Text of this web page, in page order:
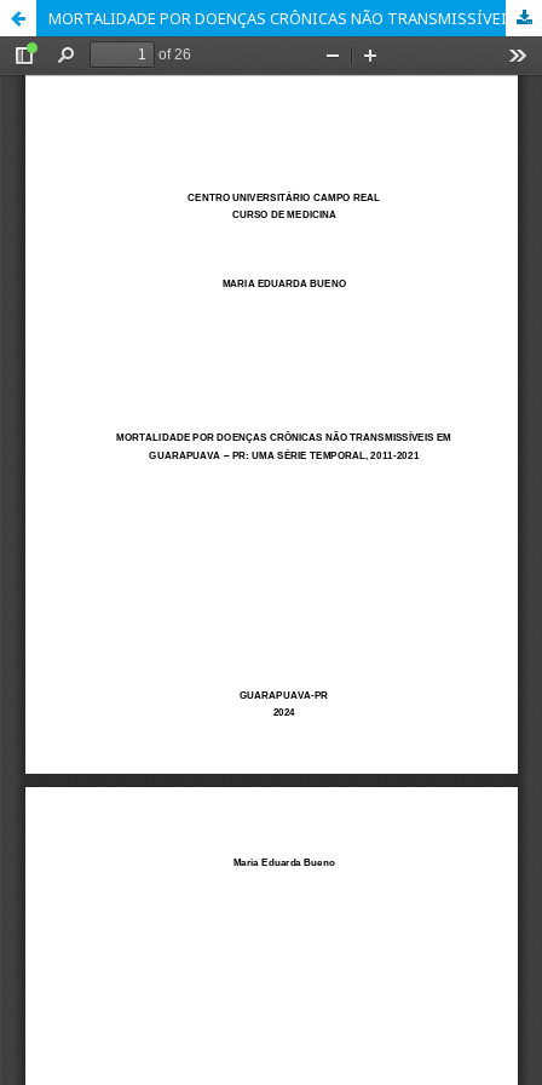
MORTALIDADE POR DOENÇAS CRÔNICAS NÃO TRANSMISSÍVEIS EM GUARAPUAVA – PR